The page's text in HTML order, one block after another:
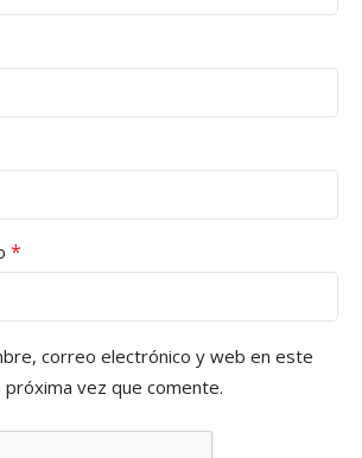
*
correo electrónico y web en este
vez que comente.